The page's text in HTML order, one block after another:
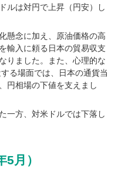
ルは対円で上昇（円安）し
懸念に加え、原油価格の高
輸入に頼る日本の貿易収支
りました。また、心理的な
る場面では、日本の通貨当
円相場の下値を支えまし
一方、対米ドルでは下落し
月）